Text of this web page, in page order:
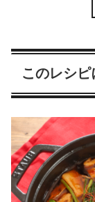
このレシピ